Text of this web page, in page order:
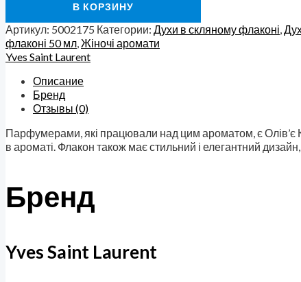
В КОРЗИНУ
Артикул: 5002175 Категории: Духи в скляному флаконі,
флаконі 50 мл,Жіночі аромати
Yves Saint Laurent
Описание
Бренд
Отзывы (0)
Парфумерами, які працювали над цим ароматом, є Олів’є
в ароматі. Флакон також має стильний і елегантний
Бренд
Yves Saint Laurent